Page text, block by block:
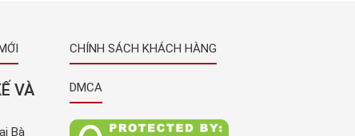
VÀ
Bà
CHÍNH SÁCH KHÁCH HÀNG
DMCA